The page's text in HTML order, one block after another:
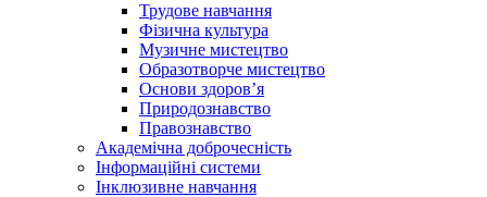
Трудове навчання
Фізична культура
Музичне мистецтво
Образотворче мистецтво
Основи здоров’я
Природознавство
Правознавство
Академічна доброчесність
Інформаційні системи
Інклюзивне навчання